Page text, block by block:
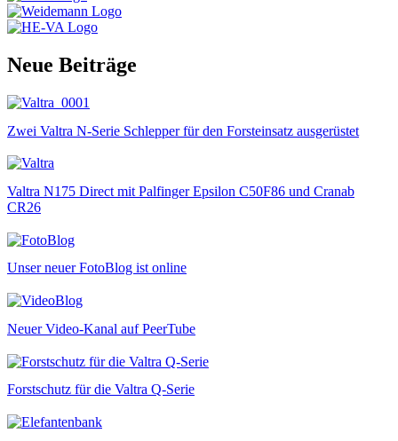
Neue Beiträge
Zwei Valtra N-Serie Schlepper für den Forsteinsatz ausgerüstet
Valtra N175 Direct mit Palfinger Epsilon C50F86 und Cranab
CR26
Unser neuer FotoBlog ist online
Neuer Video-Kanal auf PeerTube
Forstschutz für die Valtra Q-Serie